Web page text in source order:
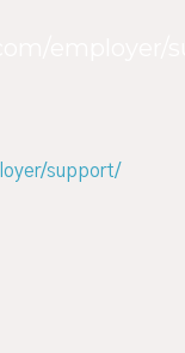
support/